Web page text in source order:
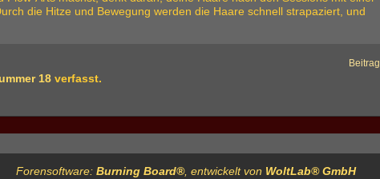
die Hitze und Bewegung werden die Haare schnell strapaziert, und
18 verfasst.
Beitrag
Forensoftware: Burning Board®, entwickelt von WoltLab® GmbH